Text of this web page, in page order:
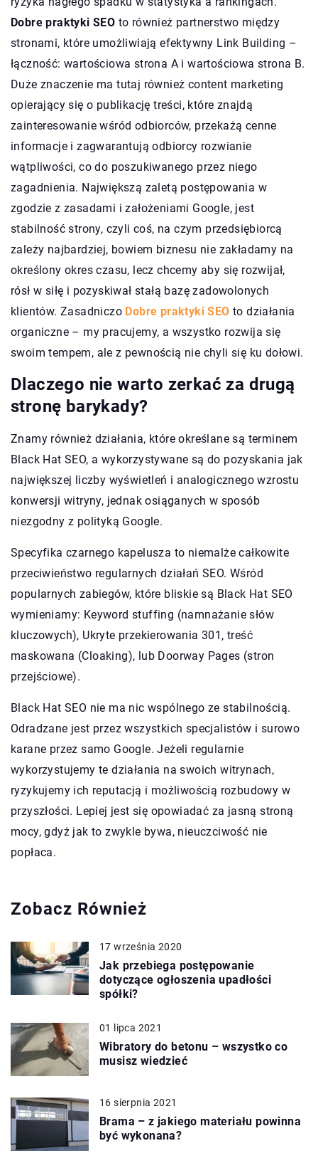
Dobre praktyki SEO to również partnerstwo między
stronami, które umożliwiają efektywny Link Building –
łączność: wartościowa strona A i wartościowa strona B.
Duże znaczenie ma tutaj również content marketing
opierający się o publikację treści, które znajdą
zainteresowanie wśród odbiorców, przekażą cenne
informacje i zagwarantują odbiorcy rozwianie
wątpliwości, co do poszukiwanego przez niego
zagadnienia. Największą zaletą postępowania w
zgodzie z zasadami i założeniami Google, jest
stabilność strony, czyli coś, na czym przedsiębiorcą
zależy najbardziej, bowiem biznesu nie zakładamy na
określony okres czasu, lecz chcemy aby się rozwijał,
rósł w siłę i pozyskiwał stałą bazę zadowolonych
klientów. Zasadniczo Dobre praktyki SEO to działania
organiczne – my pracujemy, a wszystko rozwija się
swoim tempem, ale z pewnością nie chyli się ku dołowi.
Dlaczego nie warto zerkać za drugą
stronę barykady?
Znamy również działania, które określane są terminem
Black Hat SEO, a wykorzystywane są do pozyskania jak
największej liczby wyświetleń i analogicznego wzrostu
konwersji witryny, jednak osiąganych w sposób
niezgodny z polityką Google.
Specyfika czarnego kapelusza to niemalże całkowite
przeciwieństwo regularnych działań SEO. Wśród
popularnych zabiegów, które bliskie są Black Hat SEO
wymieniamy: Keyword stuffing (namnażanie słów
kluczowych), Ukryte przekierowania 301, treść
maskowana (Cloaking), lub Doorway Pages (stron
przejściowe).
Black Hat SEO nie ma nic wspólnego ze stabilnością.
Odradzane jest przez wszystkich specjalistów i surowo
karane przez samo Google. Jeżeli regularnie
wykorzystujemy te działania na swoich witrynach,
ryzykujemy ich reputacją i możliwością rozbudowy w
przyszłości. Lepiej jest się opowiadać za jasną stroną
mocy, gdyż jak to zwykle bywa, nieuczciwość nie
popłaca.
Zobacz Również
17 września 2020
Jak przebiega postępowanie
dotyczące ogłoszenia upadłości
spółki?
01 lipca 2021
Wibratory do betonu – wszystko co
musisz wiedzieć
16 sierpnia 2021
Brama – z jakiego materiału powinna
być wykonana?